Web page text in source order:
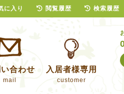
合わせ
mail
入居者様専用
customer
に入り 閲覧履歴 検索履歴